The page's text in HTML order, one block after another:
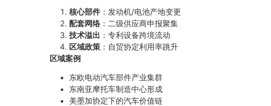
核心部件：发动机/电池产地变更
配套网络：二级供应商申报聚集
技术溢出 ：专利设备跨境流动
区域政策 ：自贸协定利用率跳升
区域案例
东欧电动汽车部件产业集群
东南亚摩托车制造中心形成
美墨加协定下的汽车价值链